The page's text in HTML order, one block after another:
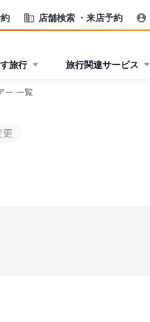
約 店舗検索 ・来店予約
旅行 旅行関連サービス
ー 一覧
更